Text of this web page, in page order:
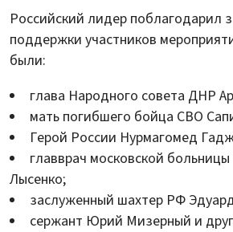
Российский лидер поблагодарил
поддержки участников
были:
глава Народного совета ДНР
мать погибшего бойца СВО
Герой России Нурмагомед
главврач московской
Лысенко;
заслуженный шахтер РФ
сержант Юрий Мизерный и